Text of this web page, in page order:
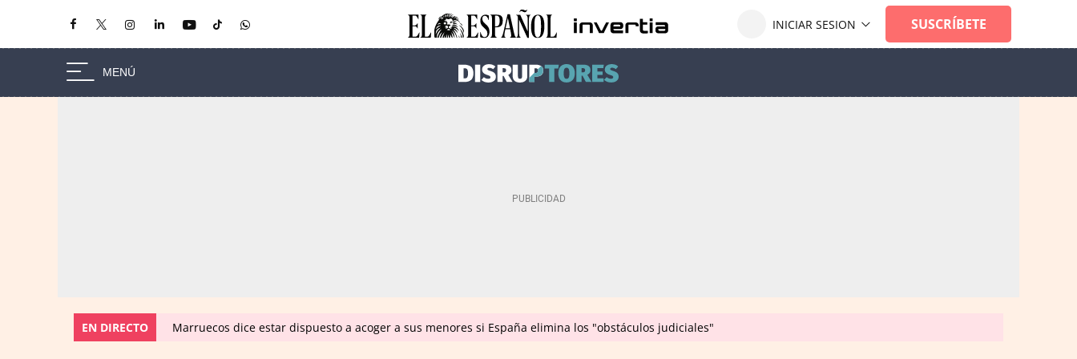
EN DIRECTO Marruecos dice estar dispuesto a acoger a sus menores si España elimina los "obstáculos judiciales"